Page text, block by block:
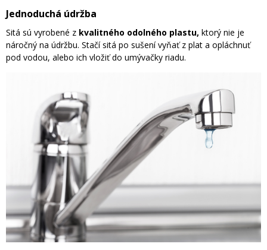
Jednoduchá údržba
Sitá sú vyrobené z kvalitného odolného plastu, ktorý nie je
náročný na údržbu. Stačí sitá po sušení vyňať z plat a opláchnuť
pod vodou, alebo ich vložiť do umývačky riadu.